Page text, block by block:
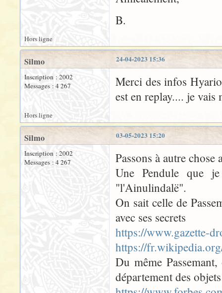
B.
Hors ligne
24-04-2023 15:36
Silmo
Inscription : 2002
Messages : 4 267
Merci des infos
est en replay.... je
Hors ligne
03-05-2023 15:20
Silmo
Inscription : 2002
Messages : 4 267
Passons à autre chose
Une Pendule que
"l'Ainulindalë".
On sait celle de
avec ses secrets
https://www.gazette-
https://
Du même
département des